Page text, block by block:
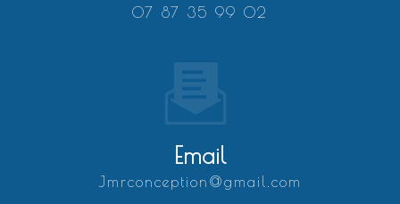
07 87 35 99 02
Email
jmrconception@gmail.com